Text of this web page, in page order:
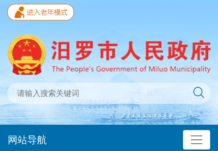
网站导航